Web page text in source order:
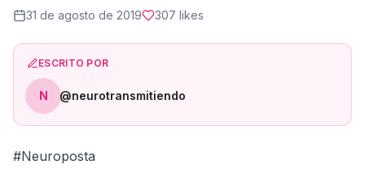
31 de agosto de 2019 307 likes
ESCRITO POR
N @neurotransmitiendo
#Neuroposta